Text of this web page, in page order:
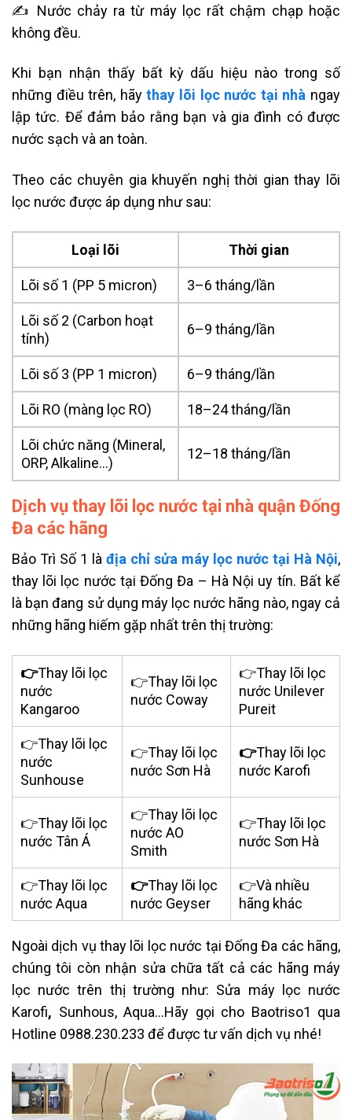
✍ Nước chảy ra từ máy lọc rất chậm chạp hoặc
không đều.
Khi bạn nhận thấy bất kỳ dấu hiệu nào trong số
những điều trên, hãythay lõi lọc nước tại nhà ngay
lập tức. Để đảm bảo rằng bạn và gia đình có được
nước sạch và an toàn.
Theo các chuyên gia khuyến nghị thời gian thay lõi
lọc nước được áp dụng như sau:
Loại lõi Thời gian
Lõi số 1 (PP 5 micron) 3–6 tháng/lần
Lõi số 2 (Carbon hoạt
tính)
6–9 tháng/lần
Lõi số 3 (PP 1 micron) 6–9 tháng/lần
Lõi RO (màng lọc RO) 18–24 tháng/lần
Lõi chức năng (Mineral,
ORP, Alkaline…)
12–18 tháng/lần
Dịch vụ thay lõi lọc nước tại nhà quận Đống
Đa các hãng
Bảo Trì Số 1 là địa chỉ sửa máy lọc nước tại Hà Nội,
thay lõi lọc nước tại Đống Đa – Hà Nội uy tín. Bất kể
là bạn đang sử dụng máy lọc nước hãng nào, ngay cả
những hãng hiếm gặp nhất trên thị trường:
👉Thay lõi lọc
nước
Kangaroo
👉Thay lõi lọc
nước Coway
👉Thay lõi lọc
nước Unilever
Pureit
👉Thay lõi lọc
nước
Sunhouse
👉Thay lõi lọc
nước Sơn Hà
👉Thay lõi lọc
nước Karofi
👉Thay lõi lọc
nước Tân Á
👉Thay lõi lọc
nước AO
Smith
👉Thay lõi lọc
nước Sơn Hà
👉Thay lõi lọc
nước Aqua
👉Thay lõi lọc
nước Geyser
👉Và nhiều
hãng khác
Ngoài dịch vụ thay lõi lọc nước tại Đống Đa các hãng,
chúng tôi còn nhận sửa chữa tất cả các hãng máy
lọc nước trên thị trường như: Sửa máy lọc nước
Karofi, Sunhous, Aqua…Hãy gọi cho Baotriso1 qua
Hotline 0988.230.233 để được tư vấn dịch vụ nhé!